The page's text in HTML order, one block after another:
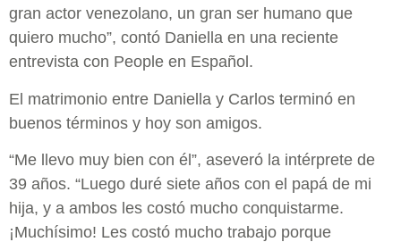
gran actor venezolano, un gran ser humano que
quiero mucho”, contó Daniella en una reciente
entrevista con People en Español.
El matrimonio entre Daniella y Carlos terminó en
buenos términos y hoy son amigos.
“Me llevo muy bien con él”, aseveró la intérprete de
39 años. “Luego duré siete años con el papá de mi
hija, y a ambos les costó mucho conquistarme.
¡Muchísimo! Les costó mucho trabajo porque